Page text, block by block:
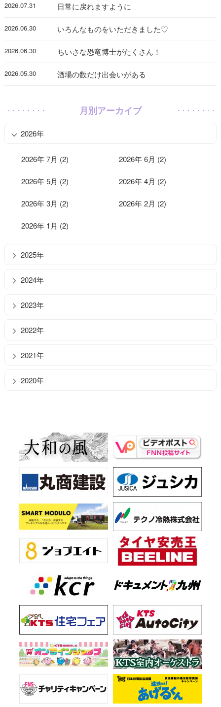
2026.07.31 日常に戻れますように
2026.06.30 いろんなものをいただきました♡
2026.06.30 ちいさな恐竜博士がたくさん！
2026.05.30 酒場の数だけ出会いがある
月別アーカイブ
2026年
2026年 7月 (2) 2026年 6月 (2)
2026年 5月 (2) 2026年 4月 (2)
2026年 3月 (2) 2026年 2月 (2)
2026年 1月 (2)
2025年
2024年
2023年
2022年
2021年
2020年